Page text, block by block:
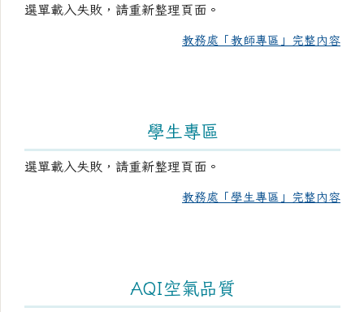
選單載入失敗，請重新整理頁面。
教務處「教師專區」完整內容
學生專區
選單載入失敗，請重新整理頁面。
教務處「學生專區」完整內容
AQI空氣品質